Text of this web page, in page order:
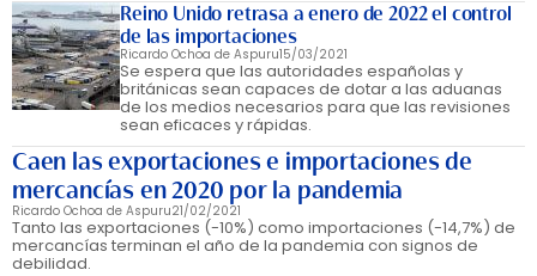
Reino Unido retrasa a enero de 2022 el control
de las importaciones
Ricardo Ochoa de Aspuru15/03/2021
Se espera que las autoridades españolas y
británicas sean capaces de dotar a las aduanas
de los medios necesarios para que las revisiones
sean eficaces y rápidas.
Caen las exportaciones e importaciones de
mercancías en 2020 por la pandemia
Ricardo Ochoa de Aspuru21/02/2021
Tanto las exportaciones (-10%) como importaciones (-14,7%) de
mercancías terminan el año de la pandemia con signos de
debilidad.